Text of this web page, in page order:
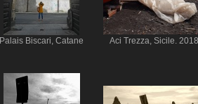
Palais Biscari, Catane Aci Trezza, Sicile. 2018